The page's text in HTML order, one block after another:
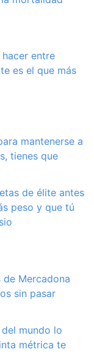
entre
es el que más
mantenerse a
tienes que
de élite antes
peso y que tú
Mercadona
sin pasar
mundo lo
métrica te